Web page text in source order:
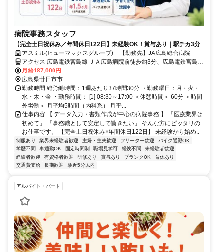
病院事務スタッフ
【完全土日祝休み／年間休日122日】未経験OK！賞与あり｜駅チカ3分
アスミル(ヒューマックスグループ) 【勤務先】JA広島総合病院
アクセス 広島電鉄宮島線 ＪＡ広島病院前徒歩約3分、広島電鉄宮島線
宮内（広島県）徒歩約6分、広島電鉄宮島線 地御前徒歩約8分 広電 宮
島線 「JA広島病院前」下車
月給187,000円
広島県廿日市市
勤務時間 総労働時間：1週あたり37時間30分 ・勤務曜日：月・火・
水・木・金 ・勤務時間： [1] 08:30～17:00 ＜休憩時間＞ 60分 ＜時間
外労働＞ 月平均5時間（内科系） 月平...
仕事内容 【 データ入力・書類作成が中心の病院事務 】 「医療業界は
初めて」 「事務職として安定して働きたい」 そんな方にピッタリの
お仕事です。 【完全土日祝休み×年間休日122日】 未経験から始め...
制服あり 業界未経験者歓迎 主婦・主夫歓迎 フリーター歓迎
バイク通勤OK
学歴不問
車通勤OK 固定時間制 職場見学可 経験不問
未経験者歓迎
経験者歓迎
有資格者歓迎 研修あり 賞与あり ブランクOK
育休あり
交通費支給
長期歓迎 駅近5分以内
アルバイト・パート